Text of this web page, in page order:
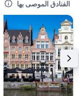
الفنادق الموصى بها